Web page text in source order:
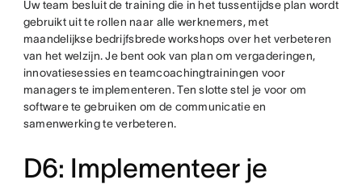
Uw team besluit de training die in het tussentijdse plan wordt
gebruikt uit te rollen naar alle werknemers, met
maandelijkse bedrijfsbrede workshops over het verbeteren
van het welzijn. Je bent ook van plan om vergaderingen,
innovatiesessies en teamcoachingtrainingen voor
managers te implementeren. Ten slotte stel je voor om
software te gebruiken om de communicatie en
samenwerking te verbeteren.
D6: Implementeer je